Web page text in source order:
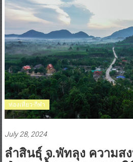
ท่องเที่ยว-กีฬา
July 28, 2024
ลำสินธุ์ จ.พัทลุง ความส